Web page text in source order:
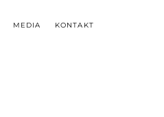
MEDIA KONTAKT